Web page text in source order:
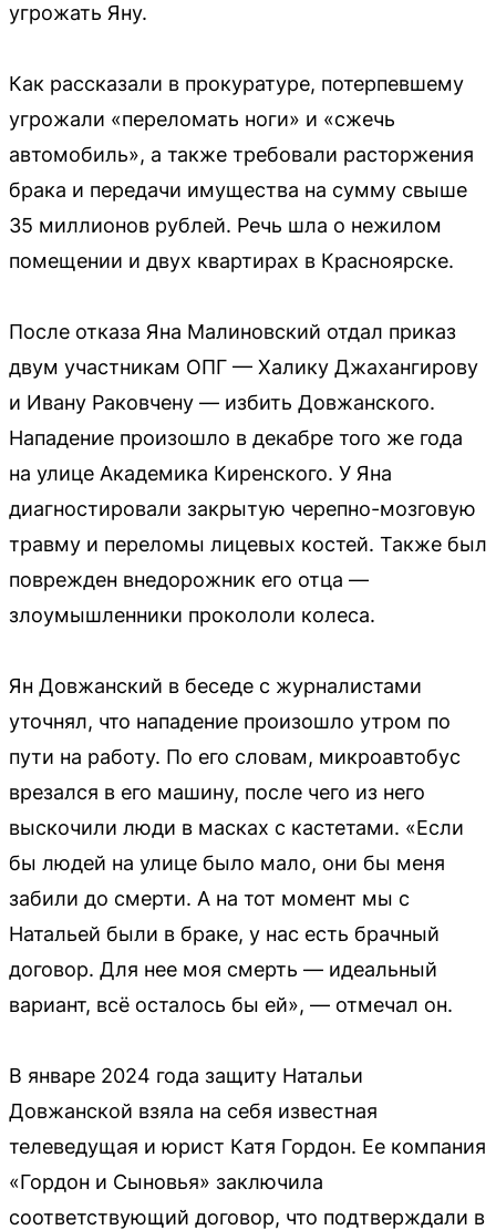
угрожать Яну.
Как рассказали в прокуратуре, потерпевшему
угрожали «переломать ноги» и «сжечь
автомобиль», а также требовали расторжения
брака и передачи имущества на сумму свыше
35 миллионов рублей. Речь шла о нежилом
помещении и двух квартирах в Красноярске.
После отказа Яна Малиновский отдал приказ
двум участникам ОПГ — Халику Джахангирову
и Ивану Раковчену — избить Довжанского.
Нападение произошло в декабре того же года
на улице Академика Киренского. У Яна
диагностировали закрытую черепно-мозговую
травму и переломы лицевых костей. Также был
поврежден внедорожник его отца —
злоумышленники прокололи колеса.
Ян Довжанский в беседе с журналистами
уточнял, что нападение произошло утром по
пути на работу. По его словам, микроавтобус
врезался в его машину, после чего из него
выскочили люди в масках с кастетами. «Если
бы людей на улице было мало, они бы меня
забили до смерти. А на тот момент мы с
Натальей были в браке, у нас есть брачный
договор. Для нее моя смерть — идеальный
вариант, всё осталось бы ей», — отмечал он.
В январе 2024 года защиту Натальи
Довжанской взяла на себя известная
телеведущая и юрист Катя Гордон. Ее компания
«Гордон и Сыновья» заключила
соответствующий договор, что подтверждали в